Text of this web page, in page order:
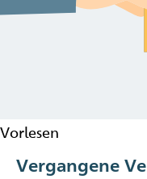
Vorlesen
Vergangene